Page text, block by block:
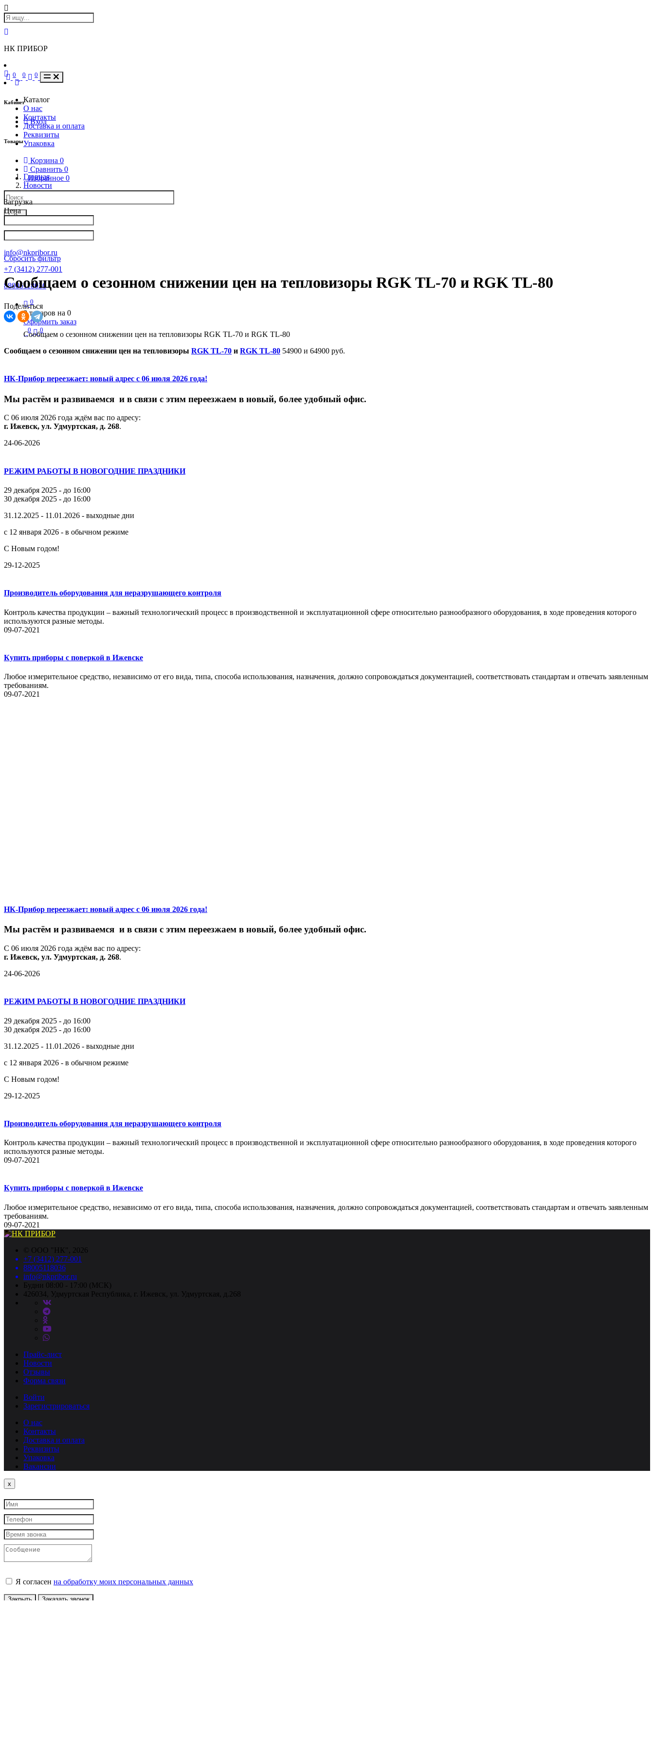
НК ПРИБОР
Кабинет
Вход
Товары
Корзина 0
Сравнить 0
Избранное 0
info@nkpribor.ru
+7 (3412) 277-001
88005118036
0
0 товаров на 0
Оформить заказ
0 0
0 0 0
Каталог
О нас
Контакты
Доставка и оплата
Реквизиты
Упаковка
Главная
Новости
Загрузка
Цена
Сбросить фильтр
Сообщаем о сезонном снижении цен на тепловизоры RGK TL-70 и RGK TL-80
Поделиться
Сообщаем о сезонном снижении цен на тепловизоры RGK TL-70 и RGK TL-80
Сообщаем о сезонном снижении цен на тепловизоры RGK TL-70 и RGK TL-80 54900 и 64900 руб.
НК-Прибор переезжает: новый адрес с 06 июля 2026 года!
Мы растём и развиваемся и в связи с этим переезжаем в новый, более удобный офис.
С 06 июля 2026 года ждём вас по адресу:
г. Ижевск, ул. Удмуртская, д. 268.
24-06-2026
РЕЖИМ РАБОТЫ В НОВОГОДНИЕ ПРАЗДНИКИ
29 декабря 2025 - до 16:00
30 декабря 2025 - до 16:00
31.12.2025 - 11.01.2026 - выходные дни
с 12 января 2026 - в обычном режиме
С Новым годом!
29-12-2025
Производитель оборудования для неразрушающего контроля
Контроль качества продукции – важный технологический процесс в производственной и эксплуатационной сфере относительно разнообразного оборудования, в ходе проведения которого
используются разные методы.
09-07-2021
Купить приборы с поверкой в Ижевске
Любое измерительное средство, независимо от его вида, типа, способа использования, назначения, должно сопровождаться документацией, соответствовать стандартам и отвечать заявленным
требованиям.
09-07-2021
НК-Прибор переезжает: новый адрес с 06 июля 2026 года!
Мы растём и развиваемся и в связи с этим переезжаем в новый, более удобный офис.
С 06 июля 2026 года ждём вас по адресу:
г. Ижевск, ул. Удмуртская, д. 268.
24-06-2026
РЕЖИМ РАБОТЫ В НОВОГОДНИЕ ПРАЗДНИКИ
29 декабря 2025 - до 16:00
30 декабря 2025 - до 16:00
31.12.2025 - 11.01.2026 - выходные дни
с 12 января 2026 - в обычном режиме
С Новым годом!
29-12-2025
Производитель оборудования для неразрушающего контроля
Контроль качества продукции – важный технологический процесс в производственной и эксплуатационной сфере относительно разнообразного оборудования, в ходе проведения которого
используются разные методы.
09-07-2021
Купить приборы с поверкой в Ижевске
Любое измерительное средство, независимо от его вида, типа, способа использования, назначения, должно сопровождаться документацией, соответствовать стандартам и отвечать заявленным
требованиям.
09-07-2021
© ООО "НК", 2026
+7 (3412) 277-001
88005118036
info@nkpribor.ru
Будни 08:00 - 17:00 (МСК)
426034, Удмуртская Республика, г. Ижевск, ул. Удмуртская, д.268
Прайс-лист
Новости
Отзывы
Форма связи
Войти
Зарегистрироваться
О нас
Контакты
Доставка и оплата
Реквизиты
Упаковка
Вакансии
x
Я согласен на обработку моих персональных данных
Закрыть Заказать звонок